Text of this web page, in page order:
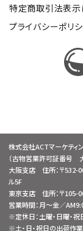
特定商取引法表示
プライバシーポリ
株式会社ACTマーケティ
（古物営業許可証番号
大阪支店 住所：〒532-
ル5F
東京支店 住所：〒105-
営業時間：月～金／
※定休日：土曜・日曜・
※土・日・祝日の出荷作業